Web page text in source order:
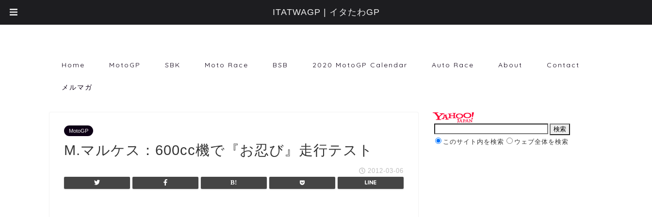
Home MotoGP SBK Moto Race BSB 2020 MotoGP Calendar Auto Race About Contact
メルマガ
MotoGP
M.マルケス：600cc機で『お忍び』走行テスト
2012-03-06
このサイト内を検索 ウェブ全体を検索
ITATWAGP | イタたわGP